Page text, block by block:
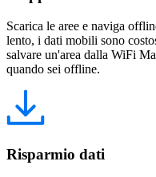
Scarica le aree e naviga
lento, i dati mobili sono
salvare un'area dalla WiFi
quando sei offline.
Risparmio dati